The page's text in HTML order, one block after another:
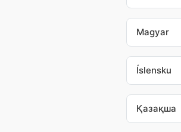
Magyar
Íslensku
Қазақша